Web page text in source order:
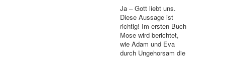
Ja – Gott liebt uns.
Diese Aussage ist
richtig! Im ersten Buch
Mose wird berichtet,
wie Adam und Eva
durch Ungehorsam die